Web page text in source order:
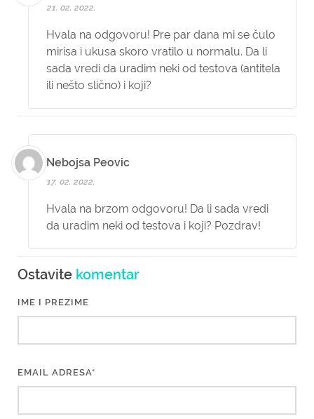
21. 02. 2022.
Hvala na odgovoru! Pre par dana mi se čulo
mirisa i ukusa skoro vratilo u normalu. Da li
sada vredi da uradim neki od testova (antitela
ili nešto slično) i koji?
Nebojsa Peovic
17. 02. 2022.
Hvala na brzom odgovoru! Da li sada vredi
da uradim neki od testova i koji? Pozdrav!
Ostavite komentar
IME I PREZIME
EMAIL ADRESA*